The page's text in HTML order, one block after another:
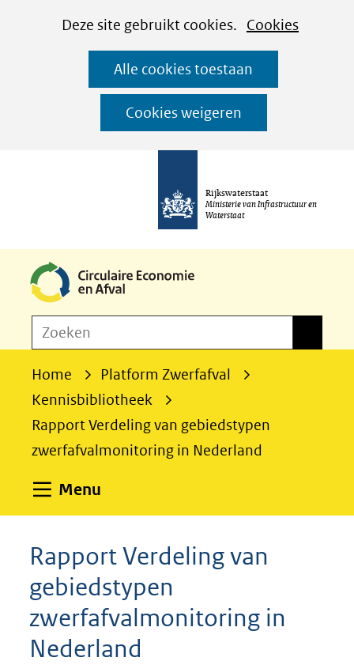
CookiesDeze site gebruikt cookies. Cookies
worden
toegestaan
geweigerd.
Alle cookies toestaan
Cookies weigeren
Ga
naar
de
inhoud
Rijkswaterstaat
Ministerie van Infrastructuur en
Waterstaat
o
Zoeken
Home
Platform Zwerfafval
Kennisbibliotheek
Rapport Verdeling van gebiedstypen
zwerfafvalmonitoring in Nederland
Menu
Rapport Verdeling van
gebiedstypen
zwerfafvalmonitoring in
Nederland